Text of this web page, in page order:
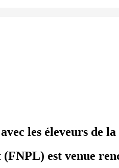
les éleveurs de
est venue